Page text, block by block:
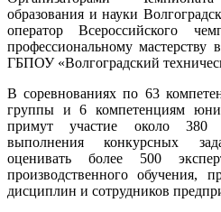
образования и науки
оператор Всероссийского
профессиональному
ГБПОУ «Волгоградский
В соревнованиях по 63
группы и 6 компетенциям
примут участие около 380
выполнения конкурсных
оценивать более 500
производственного обучения,
дисциплин и сотрудников